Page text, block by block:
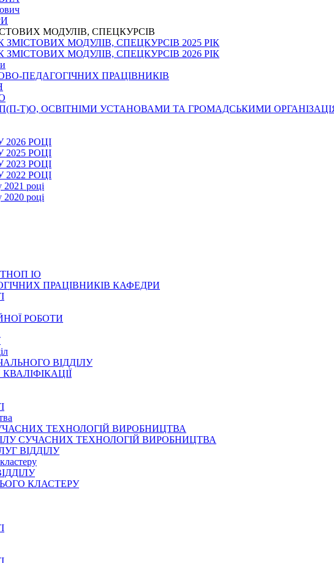
МОДУЛІВ, СПЕЦКУРСІВ
МОДУЛІВ, СПЕЦКУРСІВ 2025 РІК
МОДУЛІВ, СПЕЦКУРСІВ 2026 РІК
ПЕДАГОГІЧНИХ ПРАЦІВНИКІВ
Т)О, ОСВІТНІМИ УСТАНОВАМИ ТА ГРОМАДСЬКИМИ
РОЦІ
РОЦІ
РОЦІ
РОЦІ
році
році
ІО
ПРАЦІВНИКІВ КАФЕДРИ
РОБОТИ
ВІДДІЛУ
ТЕХНОЛОГІЙ ВИРОБНИЦТВА
СУЧАСНИХ ТЕХНОЛОГІЙ ВИРОБНИЦТВА
ВІДДІЛУ
КЛАСТЕРУ